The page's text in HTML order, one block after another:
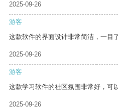
2025-09-26
游客
这款软件的界面设计非常简洁，一目了
2025-09-26
游客
这款学习软件的社区氛围非常好，可
2025-09-26